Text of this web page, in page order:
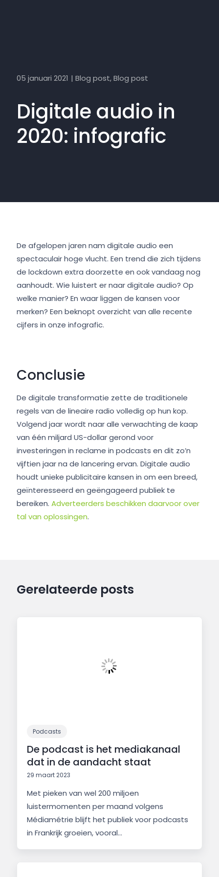
05 januari 2021 | Blog post,Blog post
Digitale audio in
2020: infografic
De afgelopen jaren nam digitale audio een
spectaculair hoge vlucht. Een trend die zich tijdens
de lockdown extra doorzette en ook vandaag nog
aanhoudt. Wie luistert er naar digitale audio? Op
welke manier? En waar liggen de kansen voor
merken? Een beknopt overzicht van alle recente
cijfers in onze infografic.
Conclusie
De digitale transformatie zette de traditionele
regels van de lineaire radio volledig op hun kop.
Volgend jaar wordt naar alle verwachting de kaap
van één miljard US-dollar gerond voor
investeringen in reclame in podcasts en dit zo’n
vijftien jaar na de lancering ervan. Digitale audio
houdt unieke publicitaire kansen in om een breed,
geïnteresseerd en geëngageerd publiek te
bereiken. Adverteerders beschikken daarvoor over
tal van oplossingen.
Gerelateerde posts
Podcasts
De podcast is het mediakanaal
dat in de aandacht staat
29 maart 2023
Met pieken van wel 200 miljoen
luistermomenten per maand volgens
Médiamétrie blijft het publiek voor podcasts
in Frankrijk groeien, vooral...